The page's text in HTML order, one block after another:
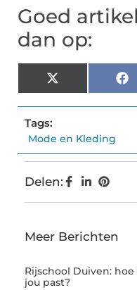
Goed
dan op:
X
(Twitter)
Tags:
Mode en Kleding
Delen:
Meer Berichten
Rijschool Duiven:
jou past?